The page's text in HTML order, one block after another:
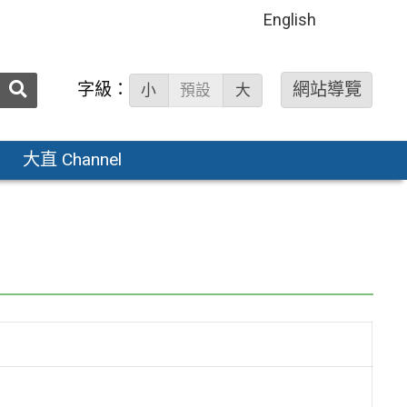
English
送出 字級： 小 預設 大 網站導覽
大直 Channel